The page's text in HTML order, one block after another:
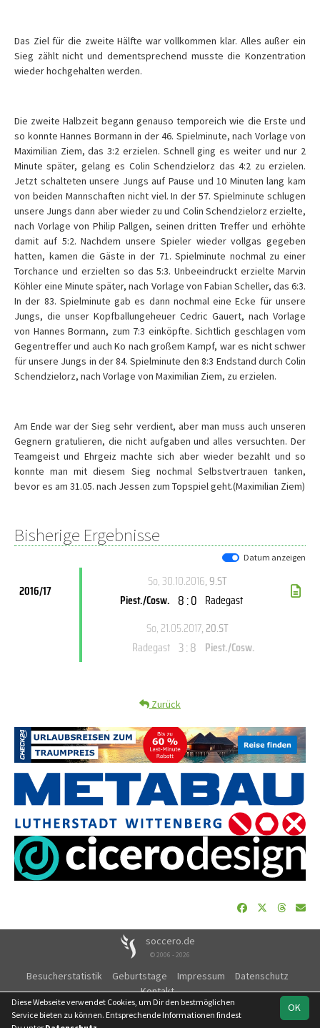
Das Ziel für die zweite Hälfte war vollkommen klar. Alles außer ein
Sieg zählt nicht und dementsprechend musste die Konzentration
wieder hochgehalten werden.
Die zweite Halbzeit begann genauso temporeich wie die Erste und
so konnte Hannes Bormann in der 46. Spielminute, nach Vorlage von
Maximilian Ziem, das 3:2 erzielen. Schnell ging es weiter und nur 2
Minute später, gelang es Colin Schendzielorz das 4:2 zu erzielen.
Jetzt schalteten unsere Jungs auf Pause und 10 Minuten lang kam
von beiden Mannschaften nicht viel. In der 57. Spielminute schlugen
unsere Jungs dann aber wieder zu und Colin Schendzielorz erzielte,
nach Vorlage von Philip Pallgen, seinen dritten Treffer und erhöhte
damit auf 5:2. Nachdem unsere Spieler wieder vollgas gegeben
hatten, kamen die Gäste in der 71. Spielminute nochmal zu einer
Torchance und erzielten so das 5:3. Unbeeindruckt erzielte Marvin
Köhler eine Minute später, nach Vorlage von Fabian Scheller, das 6:3.
In der 83. Spielminute gab es dann nochmal eine Ecke für unsere
Jungs, die unser Kopfballungeheuer Cedric Gauert, nach Vorlage
von Hannes Bormann, zum 7:3 einköpfte. Sichtlich geschlagen vom
Gegentreffer und auch Ko nach großem Kampf, war es nicht schwer
für unsere Jungs in der 84. Spielminute den 8:3 Endstand durch Colin
Schendzielorz, nach Vorlage von Maximilian Ziem, zu erzielen.
Am Ende war der Sieg sehr verdient, aber man muss auch unseren
Gegnern gratulieren, die nicht aufgaben und alles versuchten. Der
Teamgeist und Ehrgeiz machte sich aber wieder bezahlt und so
konnte man mit diesem Sieg nochmal Selbstvertrauen tanken,
bevor es am 31.05. nach Jessen zum Topspiel geht.(Maximilian Ziem)
Bisherige Ergebnisse
Datum anzeigen
2016/17
So, 30.10.2016, 9.ST
Piest./Cosw. 8 : 0 Radegast
So, 21.05.2017, 20.ST
Radegast 3 : 8 Piest./Cosw.
Zurück
soccero.de
© 2006 - 2026
Besucherstatistik Geburtstage Impressum
Datenschutz
Kontakt
OK
Diese Webseite verwendet Cookies, um Dir den bestmöglichen
Service bieten zu können. Entsprechende Informationen findest